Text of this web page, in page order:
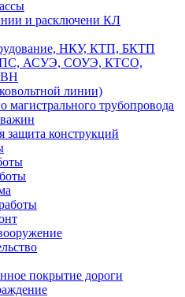
и расключени КЛ
НКУ, КТП, БКТП
АСУЭ, СОУЭ, КТСО,
линии)
трубопровода
защита конструкций
покрытие дороги